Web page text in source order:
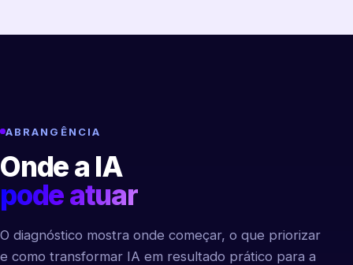
ABRANGÊNCIA
Onde a IA
pode atuar
O diagnóstico mostra onde começar, o que priorizar
e como transformar IA em resultado prático para a